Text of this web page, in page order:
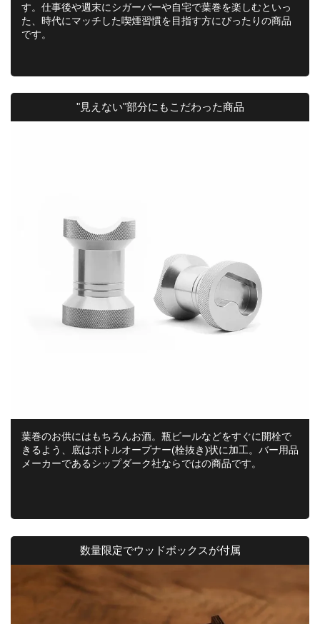
す。仕事後や週末にシガーバーや自宅で葉巻を楽しむといっ
た、時代にマッチした喫煙習慣を目指す方にぴったりの商品
です。
"見えない"部分にもこだわった商品
葉巻のお供にはもちろんお酒。瓶ビールなどをすぐに開栓で
きるよう、底はボトルオープナー(栓抜き)状に加工。バー用品
メーカーであるシップダーク社ならではの商品です。
数量限定でウッドボックスが付属